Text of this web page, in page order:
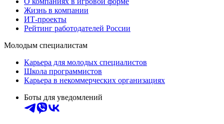
Жизнь в компании
ИТ-проекты
Рейтинг работодателей России
Молодым специалистам
Карьера для молодых специалистов
Школа программистов
Карьера в некоммерческих организациях
Боты для уведомлений